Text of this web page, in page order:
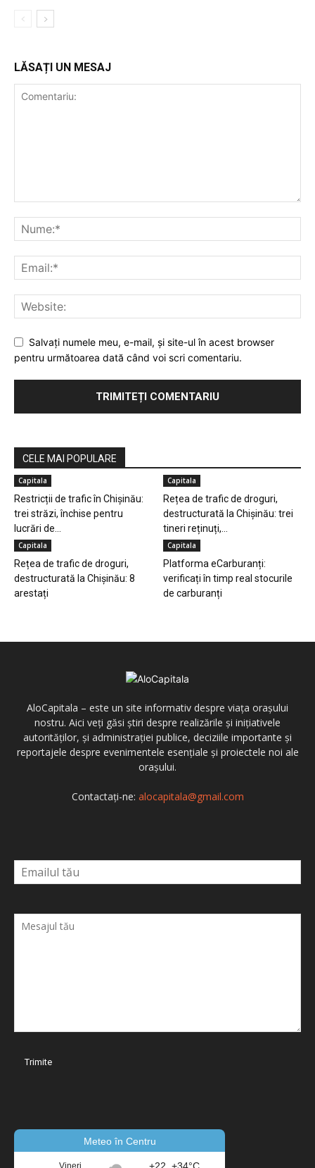
LĂSAȚI UN MESAJ
Salvaţi numele meu, e-mail, şi site-ul în acest browser
pentru următoarea dată când voi scri comentariu.
CELE MAI POPULARE
Capitala
Restricții de trafic în Chișinău:
trei străzi, închise pentru
lucrări de...
Capitala
Rețea de trafic de droguri,
destructurată la Chișinău: trei
tineri reținuți,...
Capitala
Rețea de trafic de droguri,
destructurată la Chișinău: 8
arestați
Capitala
Platforma eCarburanți:
verificați în timp real stocurile
de carburanți
AloCapitala – este un site informativ despre viața orașului
nostru. Aici veți găsi știri despre realizările și inițiativele
autorităților, și administrației publice, deciziile importante și
reportajele despre evenimentele esențiale și proiectele noi ale
orașului.
Contactați-ne: alocapitala@gmail.com
Meteo în Centru